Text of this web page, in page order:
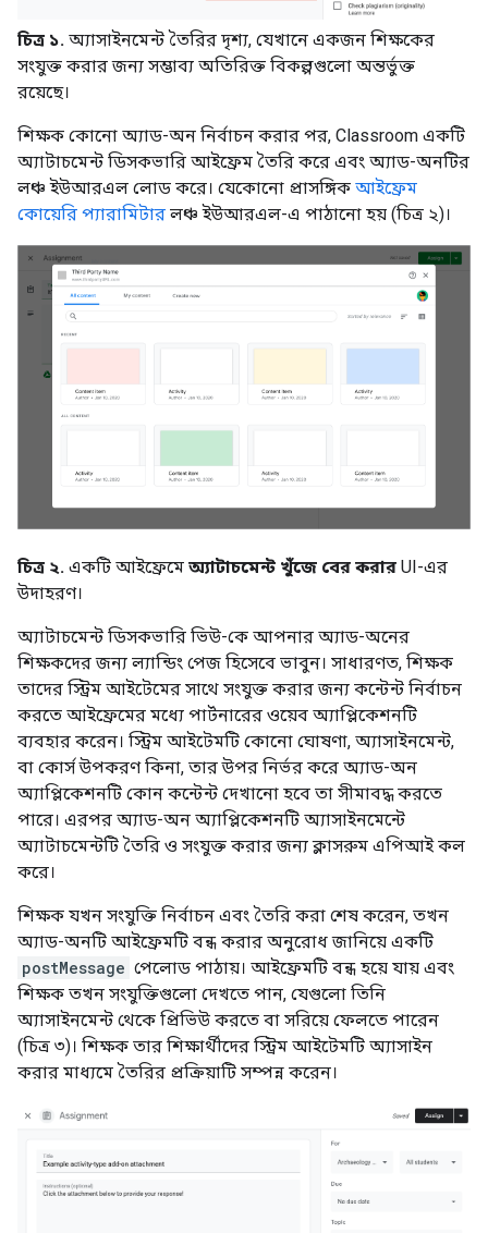
চিত্র ১. অ্যাসাইনমেন্ট তৈরির দৃশ্য, যেখানে একজন শিক্ষকের
সংযুক্ত করার জন্য সম্ভাব্য অতিরিক্ত বিকল্পগুলো অন্তর্ভুক্ত
রয়েছে।
শিক্ষক কোনো অ্যাড-অন নির্বাচন করার পর, Classroom একটি
অ্যাটাচমেন্ট ডিসকভারি আইফ্রেম তৈরি করে এবং অ্যাড-অনটির
লঞ্চ ইউআরএল লোড করে। যেকোনো প্রাসঙ্গিক আইফ্রেম
কোয়েরি প্যারামিটার লঞ্চ ইউআরএল-এ পাঠানো হয় (চিত্র ২)।
চিত্র ২. একটি আইফ্রেমে অ্যাটাচমেন্ট খুঁজে বের করার UI-এর
উদাহরণ।
অ্যাটাচমেন্ট ডিসকভারি ভিউ-কে আপনার অ্যাড-অনের
শিক্ষকদের জন্য ল্যান্ডিং পেজ হিসেবে ভাবুন। সাধারণত, শিক্ষক
তাদের স্ট্রিম আইটেমের সাথে সংযুক্ত করার জন্য কন্টেন্ট নির্বাচন
করতে আইফ্রেমের মধ্যে পার্টনারের ওয়েব অ্যাপ্লিকেশনটি
ব্যবহার করেন। স্ট্রিম আইটেমটি কোনো ঘোষণা, অ্যাসাইনমেন্ট,
বা কোর্স উপকরণ কিনা, তার উপর নির্ভর করে অ্যাড-অন
অ্যাপ্লিকেশনটি কোন কন্টেন্ট দেখানো হবে তা সীমাবদ্ধ করতে
পারে। এরপর অ্যাড-অন অ্যাপ্লিকেশনটি অ্যাসাইনমেন্টে
অ্যাটাচমেন্টটি তৈরি ও সংযুক্ত করার জন্য ক্লাসরুম এপিআই কল
করে।
শিক্ষক যখন সংযুক্তি নির্বাচন এবং তৈরি করা শেষ করেন, তখন
অ্যাড-অনটি আইফ্রেমটি বন্ধ করার অনুরোধ জানিয়ে একটি
postMessage পেলোড পাঠায়। আইফ্রেমটি বন্ধ হয়ে যায় এবং
শিক্ষক তখন সংযুক্তিগুলো দেখতে পান, যেগুলো তিনি
অ্যাসাইনমেন্ট থেকে প্রিভিউ করতে বা সরিয়ে ফেলতে পারেন
(চিত্র ৩)। শিক্ষক তার শিক্ষার্থীদের স্ট্রিম আইটেমটি অ্যাসাইন
করার মাধ্যমে তৈরির প্রক্রিয়াটি সম্পন্ন করেন।